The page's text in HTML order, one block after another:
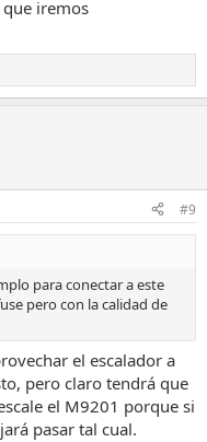
iremos
#9
para conectar a este
pero con la calidad de
el escalador a
pero claro tendrá que
el M9201 porque si
pasar tal cual.